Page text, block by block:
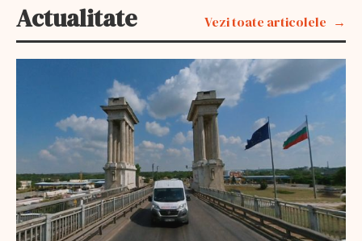
Actualitate Vezi toate articolele